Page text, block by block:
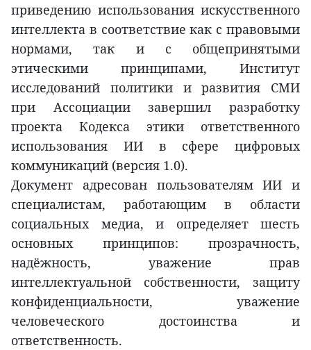
приведению использования искусственного
интеллекта в соответствие как с правовыми
нормами, так и с общепринятыми
этическими принципами, Институт
исследований политики и развития СМИ
при Ассоциации завершил разработку
проекта Кодекса этики ответственного
использования ИИ в сфере цифровых
коммуникаций (версия 1.0).
Документ адресован пользователям ИИ и
специалистам, работающим в области
социальных медиа, и определяет шесть
основных принципов: прозрачность,
надёжность, уважение прав
интеллектуальной собственности, защиту
конфиденциальности, уважение
человеческого достоинства и
ответственность.